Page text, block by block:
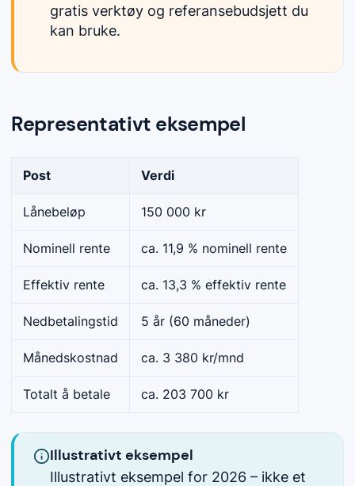
gratis verktøy og referansebudsjett du
kan bruke.
Representativt eksempel
Post Verdi
Lånebeløp 150 000 kr
Nominell rente ca. 11,9 % nominell rente
Effektiv rente ca. 13,3 % effektiv rente
Nedbetalingstid 5 år (60 måneder)
Månedskostnad ca. 3 380 kr/mnd
Totalt å betale ca. 203 700 kr
Illustrativt eksempel
Illustrativt eksempel for 2026 – ikke et